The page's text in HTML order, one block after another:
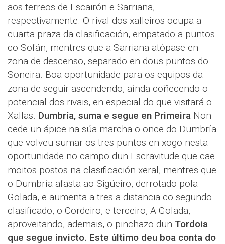
aos terreos de Escairón e Sarriana,
respectivamente. O rival dos xalleiros ocupa a
cuarta praza da clasificación, empatado a puntos
co Sofán, mentres que a Sarriana atópase en
zona de descenso, separado en dous puntos do
Soneira. Boa oportunidade para os equipos da
zona de seguir ascendendo, aínda coñecendo o
potencial dos rivais, en especial do que visitará o
Xallas. Dumbría, suma e segue en Primeira Non
cede un ápice na súa marcha o once do Dumbría
que volveu sumar os tres puntos en xogo nesta
oportunidade no campo dun Escravitude que cae
moitos postos na clasificación xeral, mentres que
o Dumbría afasta ao Sigüeiro, derrotado pola
Golada, e aumenta a tres a distancia co segundo
clasificado, o Cordeiro, e terceiro, A Golada,
aproveitando, ademais, o pinchazo dun Tordoia
que segue invicto. Este último deu boa conta do